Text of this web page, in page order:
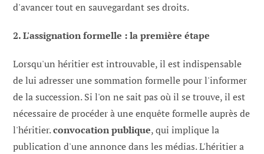
d'avancer tout en sauvegardant ses droits.
2. L'assignation formelle : la première étape
Lorsqu'un héritier est introuvable, il est indispensable
de lui adresser une sommation formelle pour l'informer
de la succession. Si l'on ne sait pas où il se trouve, il est
nécessaire de procéder à une enquête formelle auprès de
l'héritier.convocation publique, qui implique la
publication d'une annonce dans les médias. L'héritier a